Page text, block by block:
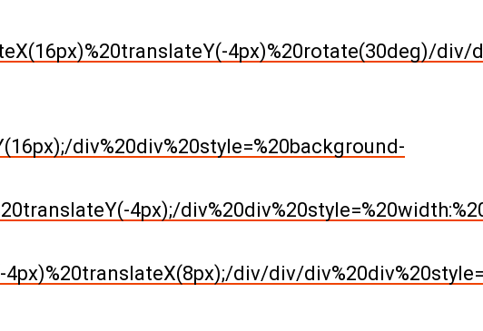
4px)%20rotate(30deg)/div/
div%20div%20style=%20background-
4px);/
div/div/